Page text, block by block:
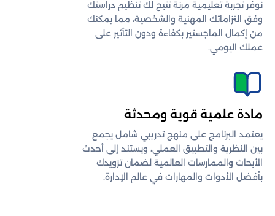
نوفر تجربة تعليمية مرنة تتيح لك تنظيم دراستك
وفق التزاماتك المهنية والشخصية، مما يمكنك
من إكمال الماجستير بكفاءة ودون التأثير على
عملك اليومي.
مادة علمية قوية ومحدثة
يعتمد البرنامج على منهج تدريبي شامل يجمع
بين النظرية والتطبيق العملي، ويستند إلى أحدث
الأبحاث والممارسات العالمية لضمان تزويدك
بأفضل الأدوات والمهارات في عالم الإدارة.